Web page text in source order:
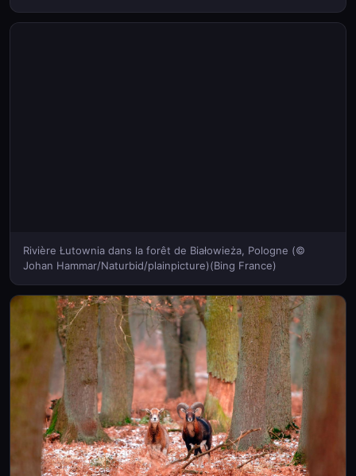
Rivière Łutownia dans la forêt de Białowieża, Pologne (©
Johan Hammar/Naturbid/plainpicture)(Bing France)